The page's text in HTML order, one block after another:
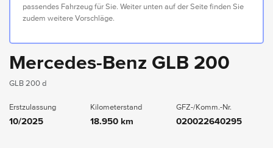
passendes Fahrzeug für Sie. Weiter unten auf der Seite finden Sie
zudem weitere Vorschläge.
Mercedes-Benz GLB 200
GLB 200 d
Erstzulassung
10/2025
Kilometerstand
18.950 km
GFZ-/Komm.-Nr.
020022640295